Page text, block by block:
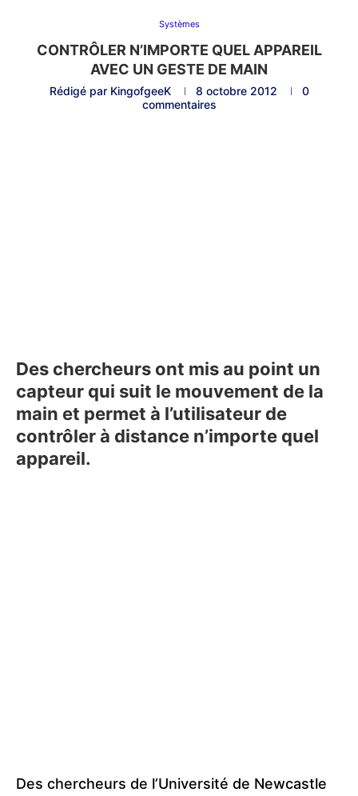
Systèmes
CONTRÔLER N’IMPORTE QUEL APPAREIL
AVEC UN GESTE DE MAIN
Rédigé par KingofgeeK 8 octobre 2012
0
commentaires
Des chercheurs ont mis au point un
capteur qui suit le mouvement de la
main et permet à l’utilisateur de
contrôler à distance n’importe quel
appareil.
Des chercheurs de l’Université de Newcastle